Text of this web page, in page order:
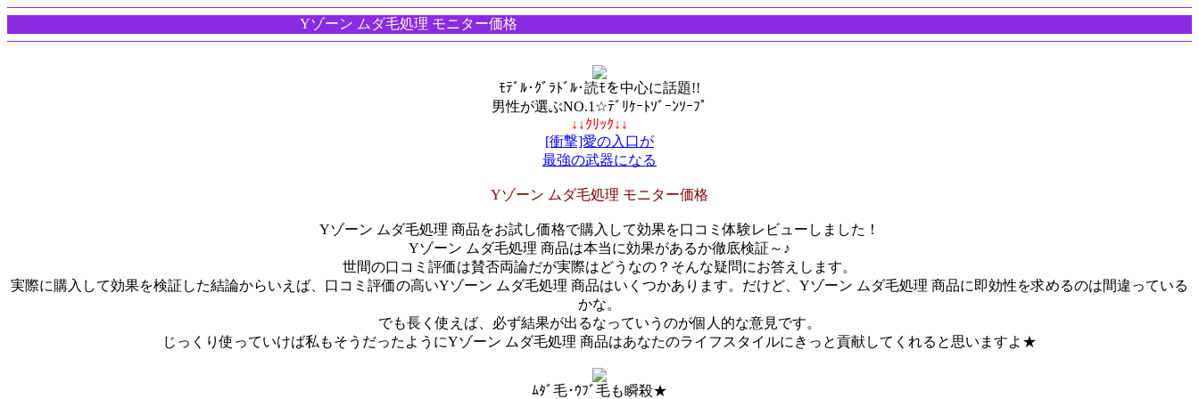
Yゾーン ムダ毛処理 モニター価格
ﾓﾃﾞﾙ･ｸﾞﾗﾄﾞﾙ･読ﾓを中心に話題!!
男性が選ぶNO.1☆ﾃﾞﾘｹｰﾄｿﾞｰﾝｿｰﾌﾟ
↓↓ｸﾘｯｸ↓↓
[衝撃]愛の入口が
最強の武器になる
Yゾーン ムダ毛処理 モニター価格
Yゾーン ムダ毛処理 商品をお試し価格で購入して効果を口コミ体験レビューしました！
Yゾーン ムダ毛処理 商品は本当に効果があるか徹底検証～♪
世間の口コミ評価は賛否両論だが実際はどうなの？そんな疑問にお答えします。
実際に購入して効果を検証した結論からいえば、口コミ評価の高いYゾーン ムダ毛処理 商品はいくつかあります。だけど、Yゾーン ムダ毛処理 商品に即効性を求めるのは間違っている
かな。
でも長く使えば、必ず結果が出るなっていうのが個人的な意見です。
じっくり使っていけば私もそうだったようにYゾーン ムダ毛処理 商品はあなたのライフスタイルにきっと貢献してくれると思いますよ★
ﾑﾀﾞ毛･ｳﾌﾞ毛も瞬殺★